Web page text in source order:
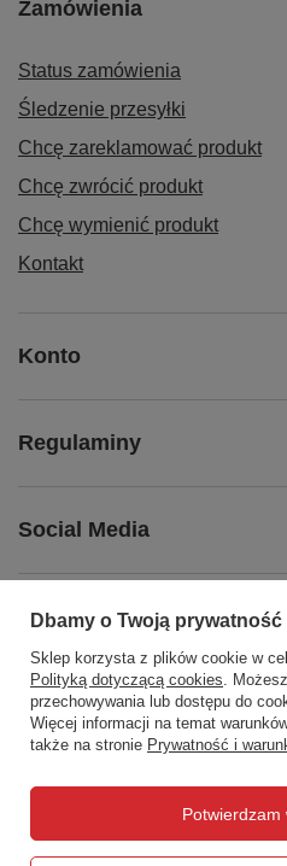
Zamówienia
Status zamówienia
Śledzenie przesyłki
Chcę zareklamować produkt
Chcę zwrócić produkt
Chcę wymienić produkt
Kontakt
Konto
Regulaminy
Social Media
508372615
CentrumWarsztatowe.pl,
Dbamy o Twoją prywatność
Sklep korzysta z plików cookie w
Polityką dotyczącą cookies.
przechowywania lub dostępu do
Więcej informacji na temat
także na stronie Prywatność i
Potwierdzam